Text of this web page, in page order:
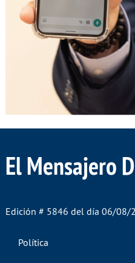
El Mensajero
Edición # 5846 del día 06/08/
Política